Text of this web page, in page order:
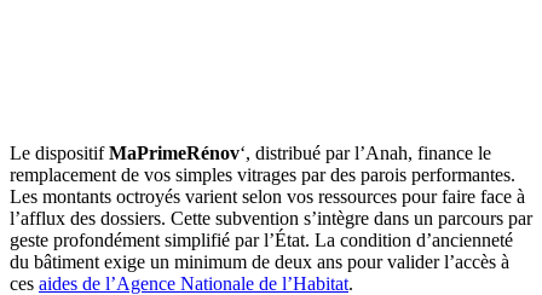
Le dispositifMaPrimeRénov‘, distribué par l’Anah, finance le
remplacement de vos simples vitrages par des parois performantes.
Les montants octroyés varient selon vos ressources pour faire face à
l’afflux des dossiers. Cette subvention s’intègre dans un parcours par
geste profondément simplifié par l’État. La condition d’ancienneté
du bâtiment exige un minimum de deux ans pour valider l’accès à
ces aides de l’Agence Nationale de l’Habitat.